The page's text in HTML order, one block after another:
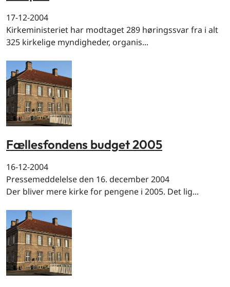
17-12-2004
Kirkeministeriet har modtaget 289 høringssvar fra i alt
325 kirkelige myndigheder, organis...
Fællesfondens budget 2005
16-12-2004
Pressemeddelelse den 16. december 2004
Der bliver mere kirke for pengene i 2005. Det lig...